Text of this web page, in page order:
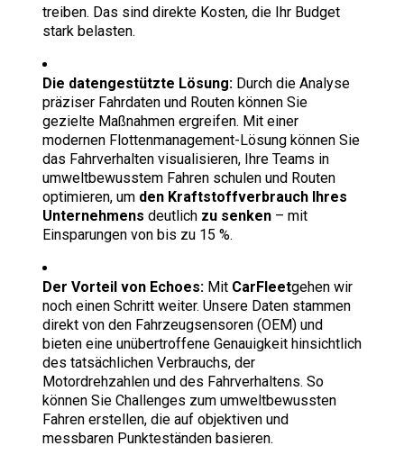
treiben. Das sind direkte Kosten, die Ihr Budget
stark belasten.
Die datengestützte Lösung: Durch die Analyse
präziser Fahrdaten und Routen können Sie
gezielte Maßnahmen ergreifen. Mit einer
modernen Flottenmanagement-Lösung können Sie
das Fahrverhalten visualisieren, Ihre Teams in
umweltbewusstem Fahren schulen und Routen
optimieren, um den Kraftstoffverbrauch Ihres
Unternehmens deutlich zu senken – mit
Einsparungen von bis zu 15 %.
Der Vorteil von Echoes: Mit CarFleetgehen wir
noch einen Schritt weiter. Unsere Daten stammen
direkt von den Fahrzeugsensoren (OEM) und
bieten eine unübertroffene Genauigkeit hinsichtlich
des tatsächlichen Verbrauchs, der
Motordrehzahlen und des Fahrverhaltens. So
können Sie Challenges zum umweltbewussten
Fahren erstellen, die auf objektiven und
messbaren Punkteständen basieren.